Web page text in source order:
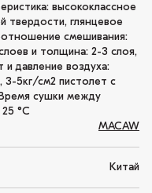
высококлассное
твердости, глянцевое
смешивания:
слоев и толщина: 2-3 слоя,
давление воздуха:
3-5кг/см2 пистолет с
сушки между
°C
MACAW
Китай